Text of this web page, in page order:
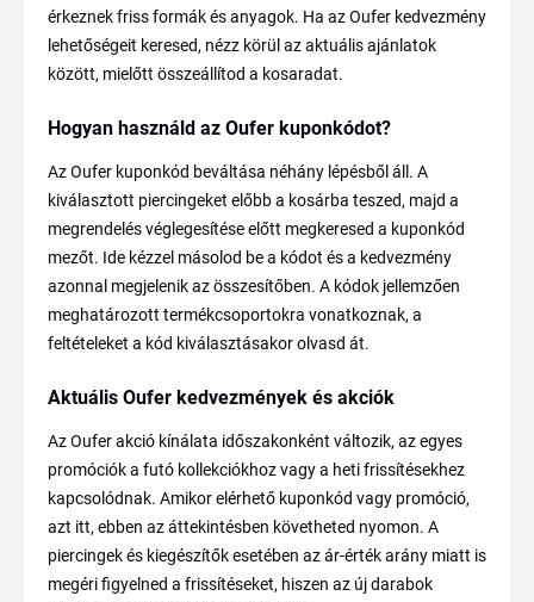
érkeznek friss formák és anyagok. Ha az Oufer kedvezmény
lehetőségeit keresed, nézz körül az aktuális ajánlatok
között, mielőtt összeállítod a kosaradat.
Hogyan használd az Oufer kuponkódot?
Az Oufer kuponkód beváltása néhány lépésből áll. A
kiválasztott piercingeket előbb a kosárba teszed, majd a
megrendelés véglegesítése előtt megkeresed a kuponkód
mezőt. Ide kézzel másolod be a kódot és a kedvezmény
azonnal megjelenik az összesítőben. A kódok jellemzően
meghatározott termékcsoportokra vonatkoznak, a
feltételeket a kód kiválasztásakor olvasd át.
Aktuális Oufer kedvezmények és akciók
Az Oufer akció kínálata időszakonként változik, az egyes
promóciók a futó kollekciókhoz vagy a heti frissítésekhez
kapcsolódnak. Amikor elérhető kuponkód vagy promóció,
azt itt, ebben az áttekintésben követheted nyomon. A
piercingek és kiegészítők esetében az ár-érték arány miatt is
megéri figyelned a frissítéseket, hiszen az új darabok